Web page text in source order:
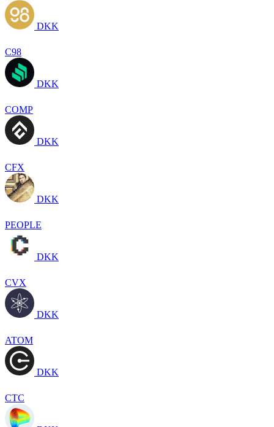
DKK
C98
DKK
COMP
DKK
CFX
DKK
PEOPLE
DKK
CVX
DKK
ATOM
DKK
CTC